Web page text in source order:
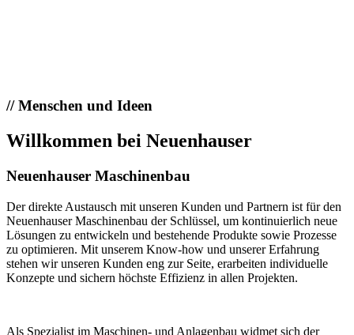
//Menschen und Ideen
Willkommen bei Neuenhauser
Neuenhauser Maschinenbau
Der direkte Austausch mit unseren Kunden und Partnern ist für den
Neuenhauser Maschinenbau der Schlüssel, um kontinuierlich neue
Lösungen zu entwickeln und bestehende Produkte sowie Prozesse
zu optimieren. Mit unserem Know-how und unserer Erfahrung
stehen wir unseren Kunden eng zur Seite, erarbeiten individuelle
Konzepte und sichern höchste Effizienz in allen Projekten.
Als Spezialist im Maschinen- und Anlagenbau widmet sich der